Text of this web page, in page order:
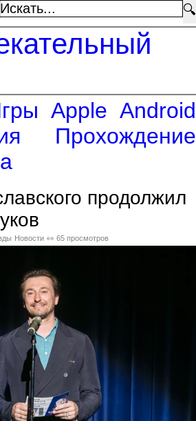
🔍
Apple Android
Прохождение
продолжил
Новости 👀 65 просмотров